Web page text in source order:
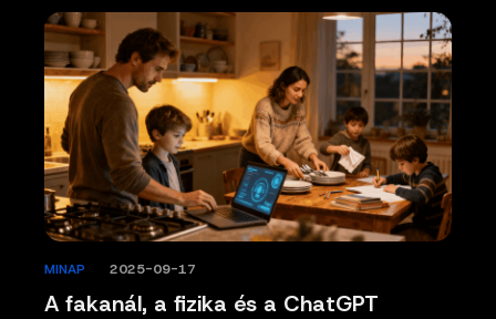
A fakanál, a fizika és a ChatGPT
MINAP 2025-09-17